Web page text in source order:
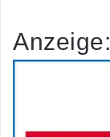
Anzeige: